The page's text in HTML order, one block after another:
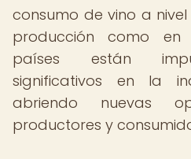
consumo de vino a
producción como en
países están
significativos en la
abriendo nuevas
productores y